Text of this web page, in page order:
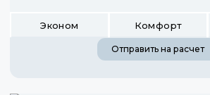
Эконом Комфорт
Отправить на расчет